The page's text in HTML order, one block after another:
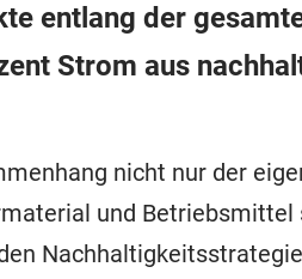
entlang der
Strom aus
nicht nur der
und